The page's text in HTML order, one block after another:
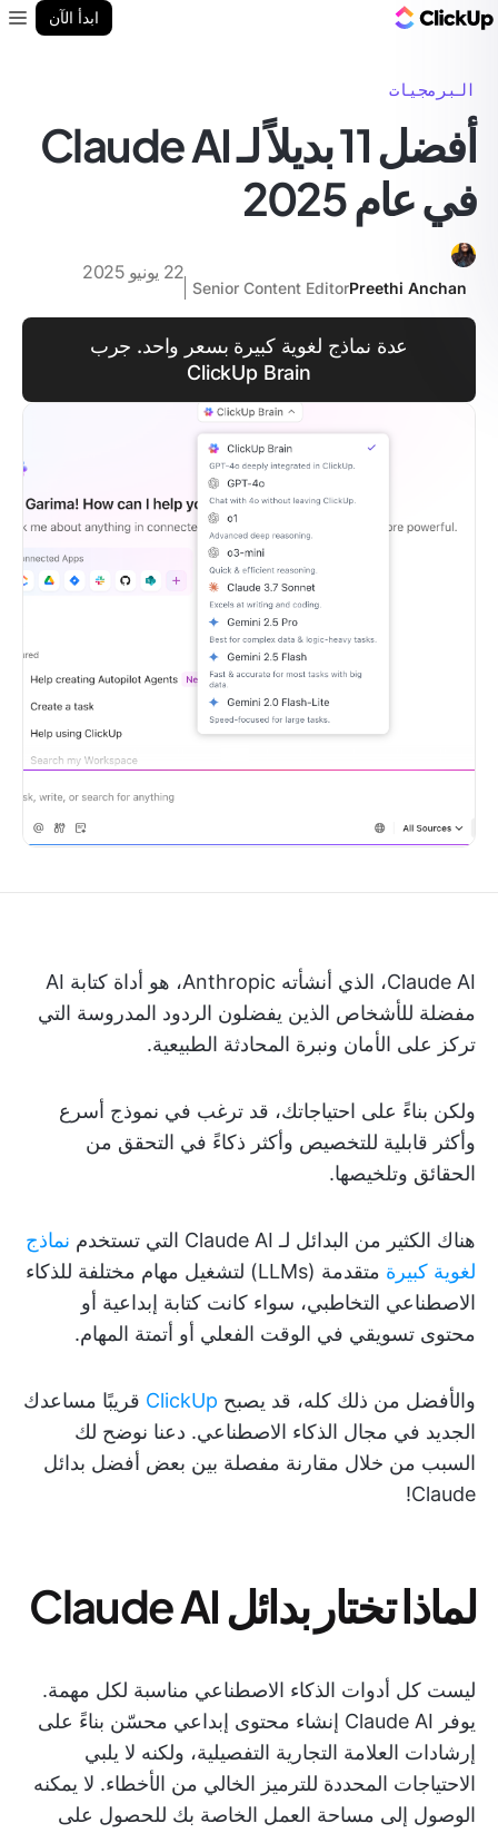
ابدأ الآن
البرمجيات
أفضل 11 بديلاً لـ Claude AI
في عام 2025
Preethi Anchan
Senior Content Editor
22 يونيو 2025
عدة نماذج لغوية كبيرة بسعر واحد. جرب
ClickUp Brain
Claude AI، الذي أنشأته Anthropic، هو أداة كتابة AI
مفضلة للأشخاص الذين يفضلون الردود المدروسة التي
تركز على الأمان ونبرة المحادثة الطبيعية.
ولكن بناءً على احتياجاتك، قد ترغب في نموذج أسرع
وأكثر قابلية للتخصيص وأكثر ذكاءً في التحقق من
الحقائق وتلخيصها.
هناك الكثير من البدائل لـ Claude AI التي تستخدم
نماذج
لغوية كبيرة
متقدمة (LLMs) لتشغيل مهام مختلفة للذكاء
الاصطناعي التخاطبي، سواء كانت كتابة إبداعية أو
محتوى تسويقي في الوقت الفعلي أو أتمتة المهام.
والأفضل من ذلك كله، قد يصبح ClickUp قريبًا مساعدك
الجديد في مجال الذكاء الاصطناعي. دعنا نوضح لك
السبب من خلال مقارنة مفصلة بين بعض أفضل بدائل
Claude!
لماذا تختار بدائل Claude AI
ليست كل أدوات الذكاء الاصطناعي مناسبة لكل مهمة.
يوفر Claude AI إنشاء محتوى إبداعي محسّن بناءً على
إرشادات العلامة التجارية التفصيلية، ولكنه لا يلبي
الاحتياجات المحددة للترميز الخالي من الأخطاء. لا يمكنه
الوصول إلى مساحة العمل الخاصة بك للحصول على